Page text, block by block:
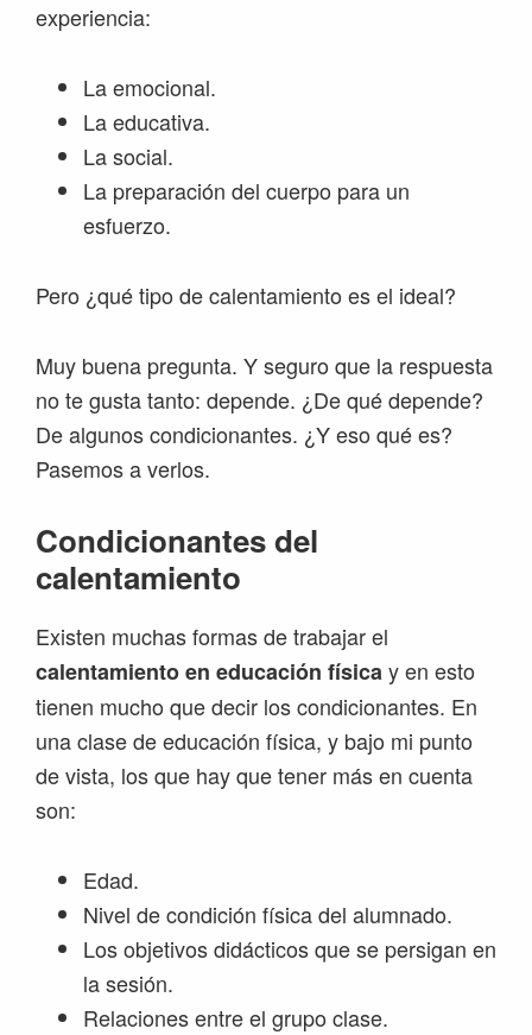
experiencia:
La emocional.
La educativa.
La social.
La preparación del cuerpo para un
esfuerzo.
Pero ¿qué tipo de calentamiento es el ideal?
Muy buena pregunta. Y seguro que la respuesta
no te gusta tanto: depende. ¿De qué depende?
De algunos condicionantes. ¿Y eso qué es?
Pasemos a verlos.
Condicionantes del
calentamiento
Existen muchas formas de trabajar el
calentamiento en educación físicay en esto
tienen mucho que decir los condicionantes. En
una clase de educación física, y bajo mi punto
de vista, los que hay que tener más en cuenta
son:
Edad.
Nivel de condición física del alumnado.
Los objetivos didácticos que se persigan en
la sesión.
Relaciones entre el grupo clase.